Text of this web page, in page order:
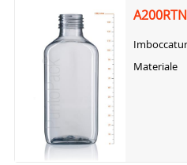
Materiale